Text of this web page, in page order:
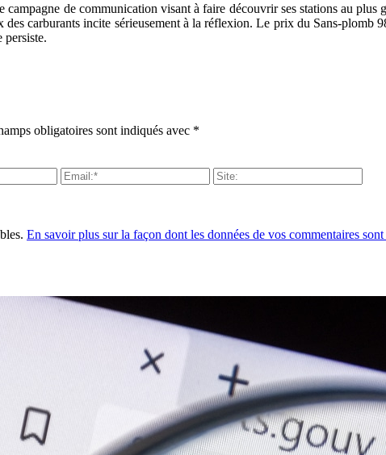
de communication visant à faire découvrir ses stations au
des carburants incite sérieusement à la réflexion. Le prix du Sans-
persiste.
obligatoires sont indiqués avec *
En savoir plus sur la façon dont les données de vos commentaires sont